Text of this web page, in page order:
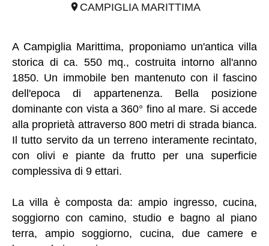
CAMPIGLIA MARITTIMA
A Campiglia Marittima, proponiamo un'antica villa
storica di ca. 550 mq., costruita intorno all'anno
1850. Un immobile ben mantenuto con il fascino
dell'epoca di appartenenza. Bella posizione
dominante con vista a 360° fino al mare. Si accede
alla proprietà attraverso 800 metri di strada bianca.
Il tutto servito da un terreno interamente recintato,
con olivi e piante da frutto per una superficie
complessiva di 9 ettari.
La villa è composta da: ampio ingresso, cucina,
soggiorno con camino, studio e bagno al piano
terra, ampio soggiorno, cucina, due camere e